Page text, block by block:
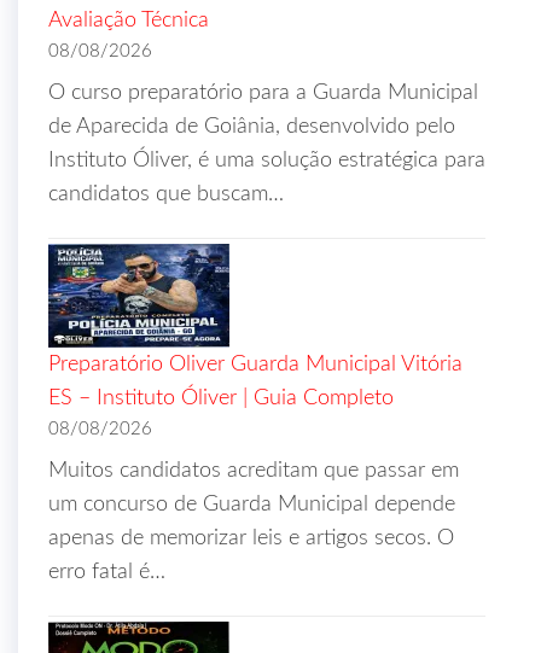
Avaliação Técnica
08/08/2026
O curso preparatório para a Guarda Municipal
de Aparecida de Goiânia, desenvolvido pelo
Instituto Óliver, é uma solução estratégica para
candidatos que buscam…
Preparatório Oliver Guarda Municipal Vitória
ES – Instituto Óliver | Guia Completo
08/08/2026
Muitos candidatos acreditam que passar em
um concurso de Guarda Municipal depende
apenas de memorizar leis e artigos secos. O
erro fatal é…